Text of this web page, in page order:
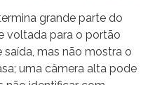
grande parte do
voltada para o portão
mas não mostra o
uma câmera alta pode